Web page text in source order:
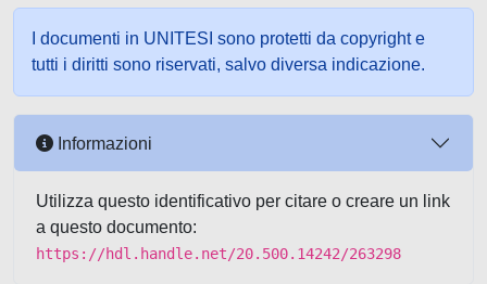
I documenti in UNITESI sono protetti da copyright e
tutti i diritti sono riservati, salvo diversa indicazione.
Informazioni
Utilizza questo identificativo per citare o creare un link
a questo documento:
https://hdl.handle.net/20.500.14242/263298